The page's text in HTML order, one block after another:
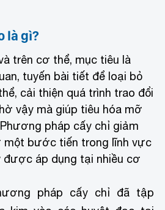
là gì?
trên cơ thể, mục tiêu là
tuyến bài tiết để loại bỏ
cải thiện quá trình trao đổi
vậy mà giúp tiêu hóa mỡ
pháp cấy chỉ giảm
một bước tiến trong lĩnh vực
được áp dụng tại nhiều cơ
pháp cấy chỉ đã tập